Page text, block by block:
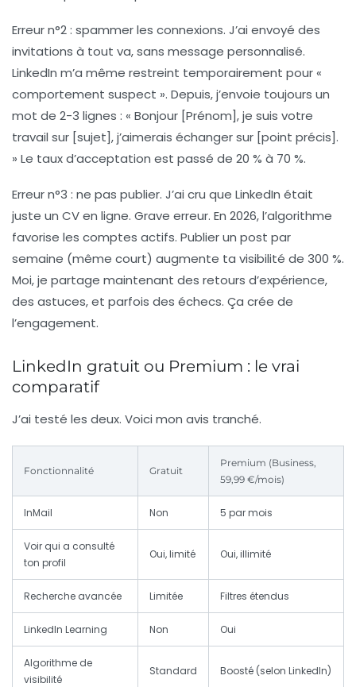
Erreur n°2 : spammer les connexions. J’ai envoyé des
invitations à tout va, sans message personnalisé.
LinkedIn m’a même restreint temporairement pour «
comportement suspect ». Depuis, j’envoie toujours un
mot de 2-3 lignes : « Bonjour [Prénom], je suis votre
travail sur [sujet], j’aimerais échanger sur [point précis].
» Le taux d’acceptation est passé de 20 % à 70 %.
Erreur n°3 : ne pas publier. J’ai cru que LinkedIn était
juste un CV en ligne. Grave erreur. En 2026, l’algorithme
favorise les comptes actifs. Publier un post par
semaine (même court) augmente ta visibilité de 300 %.
Moi, je partage maintenant des retours d’expérience,
des astuces, et parfois des échecs. Ça crée de
l’engagement.
LinkedIn gratuit ou Premium : le vrai
comparatif
J’ai testé les deux. Voici mon avis tranché.
Fonctionnalité Gratuit
Premium (Business,
59,99 €/mois)
InMail Non 5 par mois
Voir qui a consulté
ton profil
Oui, limité Oui, illimité
Recherche avancée Limitée Filtres étendus
LinkedIn Learning Non Oui
Algorithme de
visibilité
Standard Boosté (selon LinkedIn)